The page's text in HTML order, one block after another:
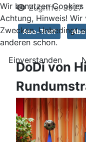
Zugriffe: 3927
Abo-Treff
DoDi von
Wir benutzen Cookies
Achtung, Hinweis!
Zwecken. Unbedingt
anderen schon.
Einverstanden